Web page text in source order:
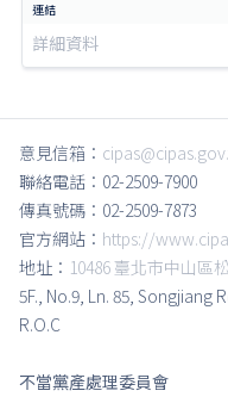
詳細資料
意見信箱：
聯絡電話：02-2509-7900
傳真號碼：02-2509-7873
官方網站： https://
地址： 10486 臺北市中山區
5F., No.9, Ln. 85, Songjiang
R.O.C
不當黨產處理委員會